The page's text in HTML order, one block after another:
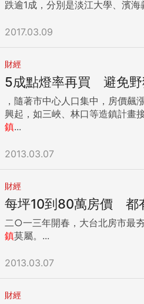
跌逾1成，分別是淡江大學、濱海
2017.03.09
財經
5成點燈率再買 避免野
，隨著市中心人口集中，房價飆
興起，如三峽、林口等造鎮計畫
鎮...
2013.03.07
財經
每坪10到80萬房價 都
二○一三年開春，大台北房市最
鎮莫屬。...
2013.03.07
財經